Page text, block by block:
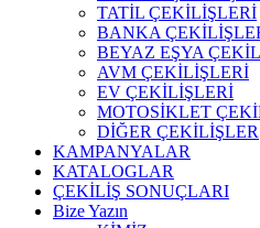
TATİL ÇEKİLİŞLERİ
BANKA
BEYAZ EŞYA
AVM ÇEKİLİŞLERİ
EV ÇEKİLİŞLERİ
MOTOSİKLET
DİĞER ÇEKİLİŞLER
KAMPANYALAR
KATALOGLAR
ÇEKİLİŞ SONUÇLARI
Bize Yazın